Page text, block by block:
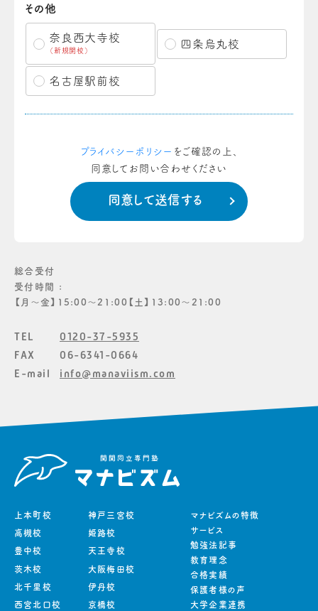
その他
奈良西大寺校
（新規開校）
四条烏丸校
名古屋駅前校
プライバシーポリシー をご確認の上、
同意してお問い合わせください
総合受付
受付時間 :
【月〜金】15:00〜21:00【土】13:00〜21:00
TEL
0120-37-5935
FAX
06-6341-0664
E-mail
info@manaviism.com
上本町校
高槻校
豊中校
茨木校
北千里校
西宮北口校
神戸三宮校
姫路校
天王寺校
大阪梅田校
伊丹校
京橋校
マナビズムの特徴
サービス
勉強法記事
教育理念
合格実績
保護者様の声
大学企業連携